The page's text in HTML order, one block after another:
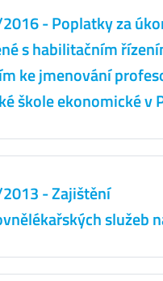
- Poplatky za
s habilitačním
ke jmenování
škole ekonomické v
- Zajištění
služeb